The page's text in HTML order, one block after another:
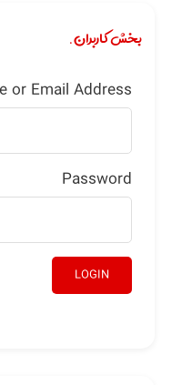
بخش کاربران.
or Email Address
Password
LOGIN